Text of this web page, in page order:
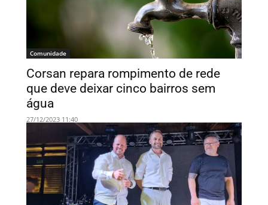
Comunidade
Corsan repara rompimento de rede
que deve deixar cinco bairros sem
água
27/12/2023 11:40